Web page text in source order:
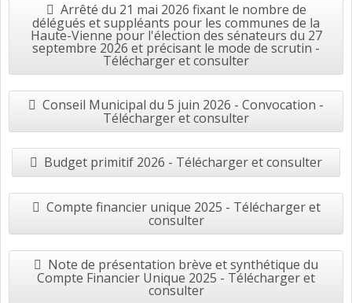
Arrêté du 21 mai 2026 fixant le nombre de
délégués et suppléants pour les communes de la
Haute-Vienne pour l'élection des sénateurs du 27
septembre 2026 et précisant le mode de scrutin -
Télécharger et consulter
Conseil Municipal du 5 juin 2026 - Convocation -
Télécharger et consulter
Budget primitif 2026 - Télécharger et consulter
Compte financier unique 2025 - Télécharger et
consulter
Note de présentation brève et synthétique du
Compte Financier Unique 2025 - Télécharger et
consulter